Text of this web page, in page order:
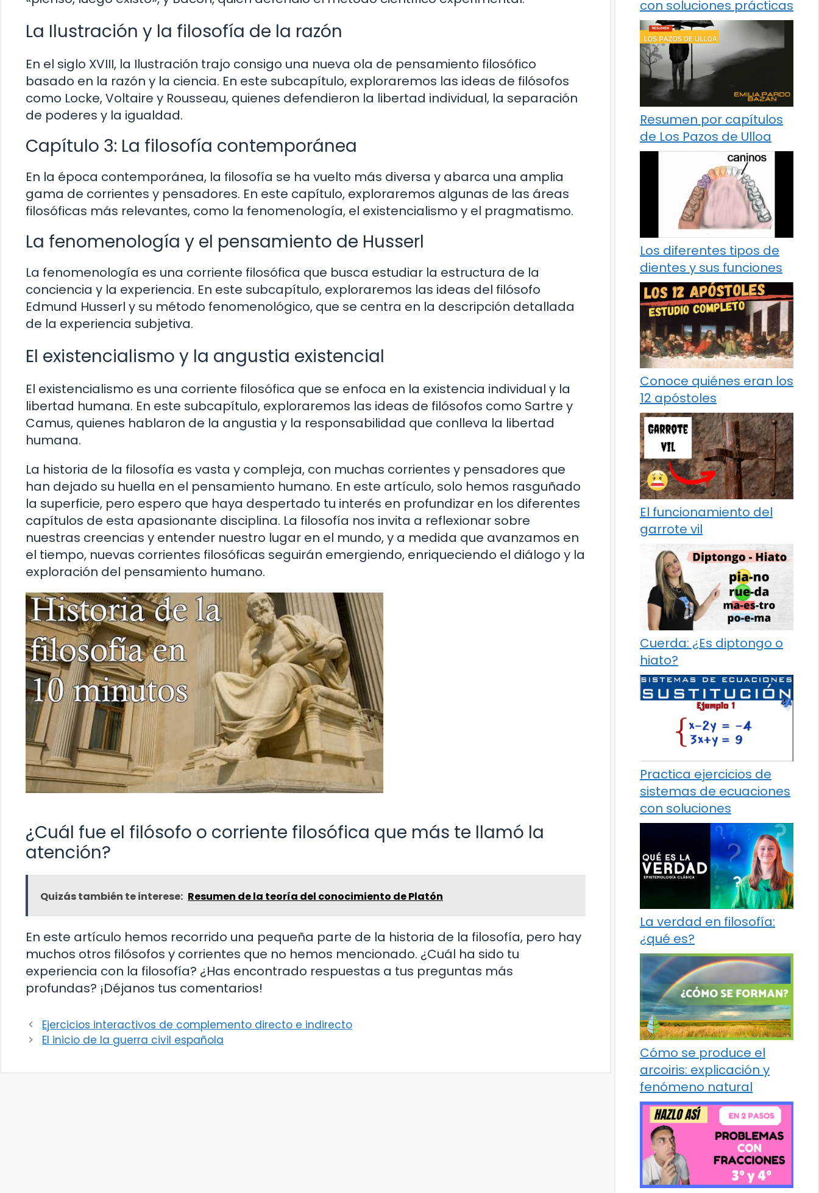
La Ilustración y la filosofía de la razón
En el siglo XVIII, la Ilustración trajo consigo una nueva ola de pensamiento filosófico
basado en la razón y la ciencia. En este subcapítulo, exploraremos las ideas de filósofos
como Locke, Voltaire y Rousseau, quienes defendieron la libertad individual, la separación
de poderes y la igualdad.
Capítulo 3: La filosofía contemporánea
En la época contemporánea, la filosofía se ha vuelto más diversa y abarca una amplia
gama de corrientes y pensadores. En este capítulo, exploraremos algunas de las áreas
filosóficas más relevantes, como la fenomenología, el existencialismo y el pragmatismo.
La fenomenología y el pensamiento de Husserl
La fenomenología es una corriente filosófica que busca estudiar la estructura de la
conciencia y la experiencia. En este subcapítulo, exploraremos las ideas del filósofo
Edmund Husserl y su método fenomenológico, que se centra en la descripción detallada
de la experiencia subjetiva.
El existencialismo y la angustia existencial
El existencialismo es una corriente filosófica que se enfoca en la existencia individual y la
libertad humana. En este subcapítulo, exploraremos las ideas de filósofos como Sartre y
Camus, quienes hablaron de la angustia y la responsabilidad que conlleva la libertad
humana.
La historia de la filosofía es vasta y compleja, con muchas corrientes y pensadores que
han dejado su huella en el pensamiento humano. En este artículo, solo hemos rasguñado
la superficie, pero espero que haya despertado tu interés en profundizar en los diferentes
capítulos de esta apasionante disciplina. La filosofía nos invita a reflexionar sobre
nuestras creencias y entender nuestro lugar en el mundo, y a medida que avanzamos en
el tiempo, nuevas corrientes filosóficas seguirán emergiendo, enriqueciendo el diálogo y la
exploración del pensamiento humano.
¿Cuál fue el filósofo o corriente filosófica que más te llamó la
atención?
Quizás también te interese: Resumen de la teoría del conocimiento de Platón
En este artículo hemos recorrido una pequeña parte de la historia de la filosofía, pero hay
muchos otros filósofos y corrientes que no hemos mencionado. ¿Cuál ha sido tu
experiencia con la filosofía? ¿Has encontrado respuestas a tus preguntas más
profundas? ¡Déjanos tus comentarios!
Ejercicios interactivos de complemento directo e indirecto
El inicio de la guerra civil española
con soluciones prácticas
Resumen por capítulos
de Los Pazos de Ulloa
Los diferentes tipos de
dientes y sus funciones
Conoce quiénes eran los
12 apóstoles
El funcionamiento del
garrote vil
Cuerda: ¿Es diptongo o
hiato?
Practica ejercicios de
sistemas de ecuaciones
con soluciones
La verdad en filosofía:
¿qué es?
Cómo se produce el
arcoiris: explicación y
fenómeno natural